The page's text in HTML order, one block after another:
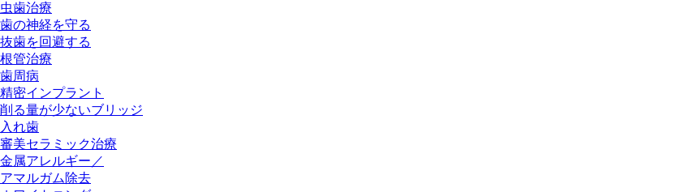
虫歯治療
歯の神経を守る
抜歯を回避する
根管治療
歯周病
精密インプラント
削る量が少ないブリッジ
入れ歯
審美セラミック治療
金属アレルギー／
アマルガム除去